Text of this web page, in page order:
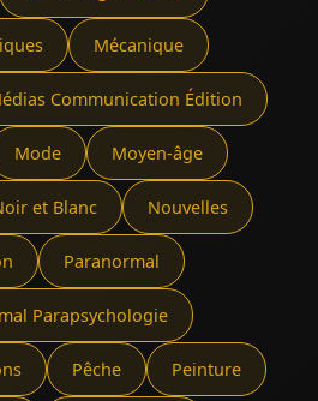
Mécanique
Communication Édition
Mode Moyen-âge
et Blanc Nouvelles
Paranormal
Parapsychologie
Pêche Peinture